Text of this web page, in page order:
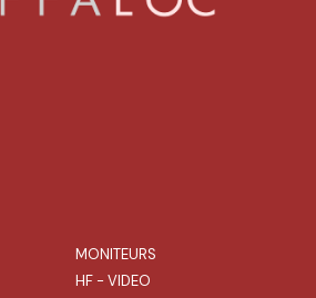
MONITEURS
HF - VIDEO